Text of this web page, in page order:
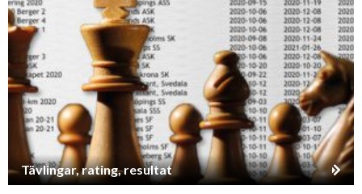
Tävlingar, rating, resultat